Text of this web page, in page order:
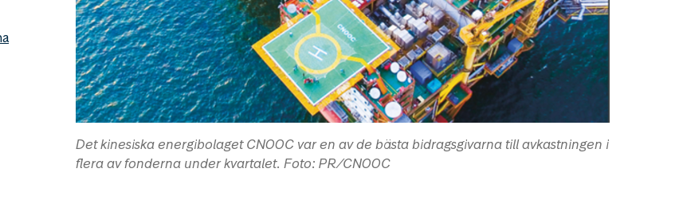
Det kinesiska energibolaget CNOOC var en av de bästa bidragsgivarna till avkastningen i
flera av fonderna under kvartalet. Foto: PR/CNOOC